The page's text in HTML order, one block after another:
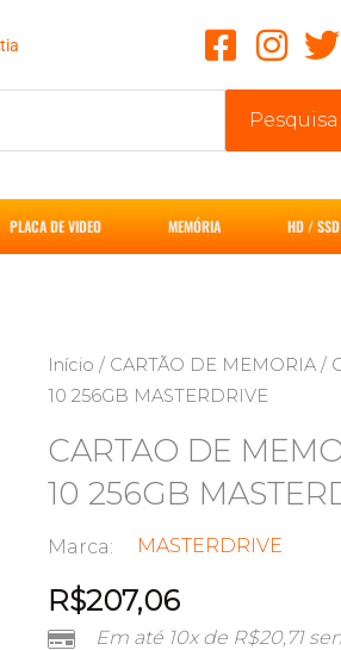
PLACA DE VIDEO MEMÓRIA HD / SSD
Início / CARTÃO DE MEMORIA /
10 256GB MASTERDRIVE
CARTAO DE
10 256GB
Marca: MASTERDRIVE
R$207,06
Em até 10x de R$20,71